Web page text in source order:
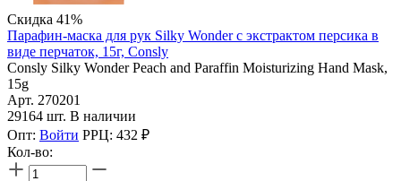
Скидка 41%
Парафин-маска для рук Silky Wonder с экстрактом персика в
виде перчаток, 15г, Consly
Consly Silky Wonder Peach and Paraffin Moisturizing Hand Mask,
15g
Арт. 270201
29164 шт. В наличии
Опт: Войти РРЦ: 432 ₽
Кол-во: